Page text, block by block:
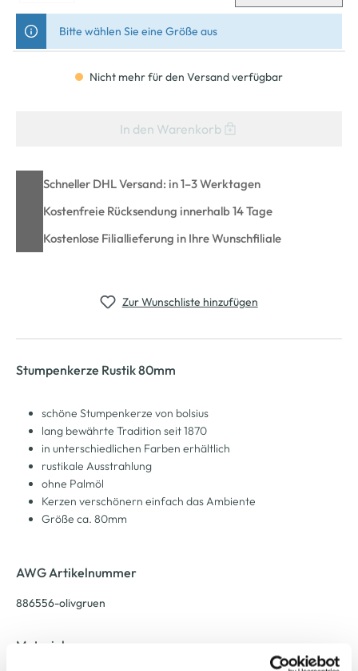
Bitte wählen Sie eine Größe aus
Nicht mehr für den Versand verfügbar
In den Warenkorb
Schneller DHL Versand: in 1–3 Werktagen
Kostenfreie Rücksendung innerhalb 14 Tage
Kostenlose Filiallieferung in Ihre Wunschfiliale
Zur Wunschliste hinzufügen
Stumpenkerze Rustik 80mm
schöne Stumpenkerze von bolsius
lang bewährte Tradition seit 1870
in unterschiedlichen Farben erhältlich
rustikale Ausstrahlung
ohne Palmöl
Kerzen verschönern einfach das Ambiente
Größe ca. 80mm
AWG Artikelnummer
886556-olivgruen
Material